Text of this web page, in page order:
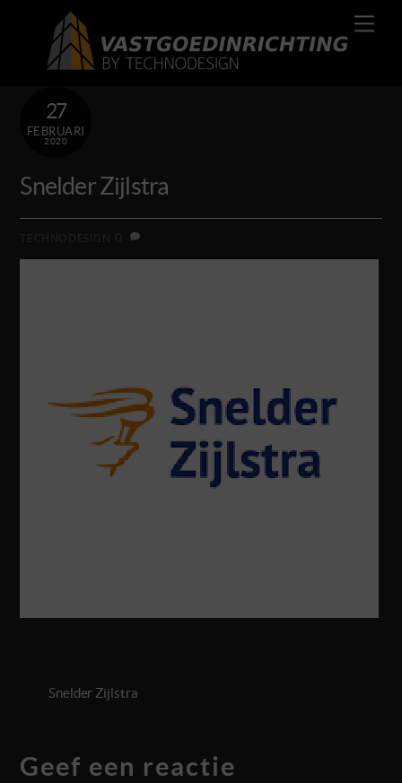
content
27
FEBRUARI
2020
Snelder Zijlstra
Snelder Zijlstra
Geef een reactie